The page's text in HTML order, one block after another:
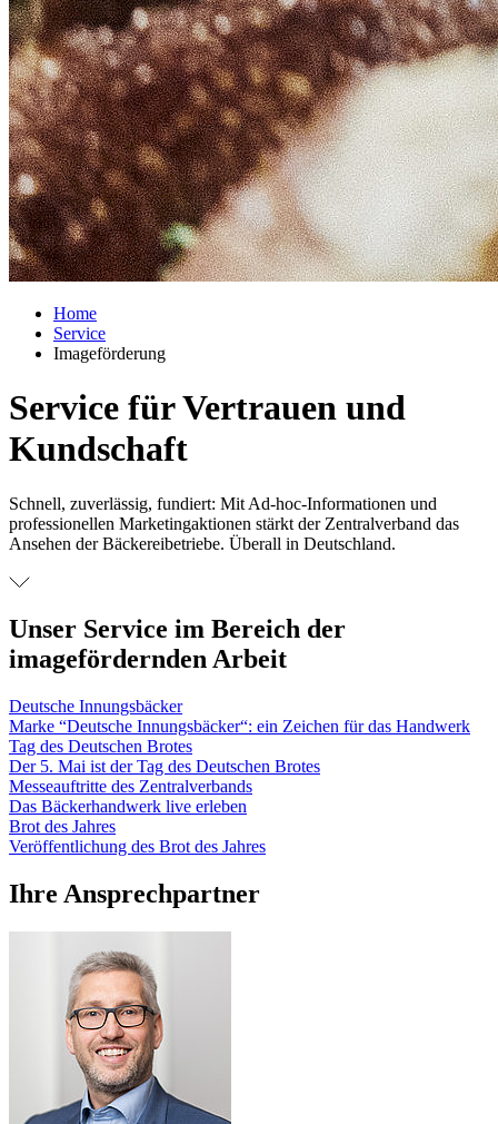
Home
Service
Imageförderung
Service für Vertrauen und
Kundschaft
Schnell, zuverlässig, fundiert: Mit Ad-hoc-Informationen und
professionellen Marketingaktionen stärkt der Zentralverband das
Ansehen der Bäckereibetriebe. Überall in Deutschland.
Unser Service im Bereich der
imagefördernden Arbeit
Deutsche Innungsbäcker
Marke “Deutsche Innungsbäcker“: ein Zeichen für das Handwerk
Tag des Deutschen Brotes
Der 5. Mai ist der Tag des Deutschen Brotes
Messeauftritte des Zentralverbands
Das Bäckerhandwerk live erleben
Brot des Jahres
Veröffentlichung des Brot des Jahres
Ihre Ansprechpartner